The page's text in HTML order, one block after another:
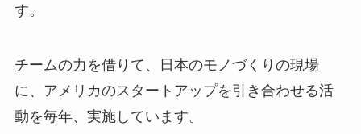
す。
チームの力を借りて、日本のモノづくりの現場
に、アメリカのスタートアップを引き合わせる活
動を毎年、実施しています。